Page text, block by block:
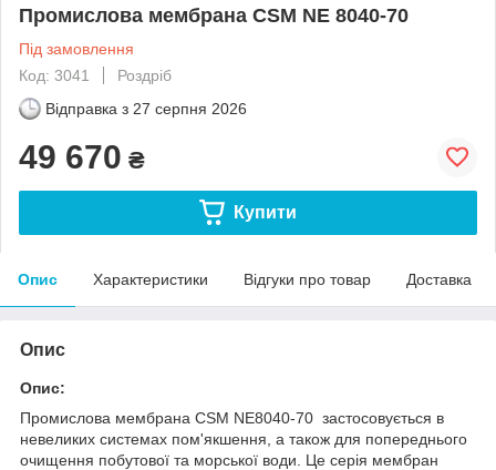
Промислова мембрана CSM NE 8040-70
Під замовлення
Код: 3041
Роздріб
Відправка з 27 серпня 2026
49 670 ₴
Купити
Опис Характеристики Відгуки про товар Доставка
Опис
Опис:
Промислова мембрана CSM NE8040-70 застосовується в
невеликих системах пом'якшення, а також для попереднього
очищення побутової та морської води. Це серія мембран